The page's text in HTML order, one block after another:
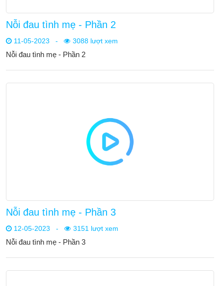
Nỗi đau tình mẹ - Phần 2
11-05-2023 - 3088 lượt xem
Nỗi đau tình mẹ - Phần 2
Nỗi đau tình mẹ - Phần 3
12-05-2023 - 3151 lượt xem
Nỗi đau tình mẹ - Phần 3